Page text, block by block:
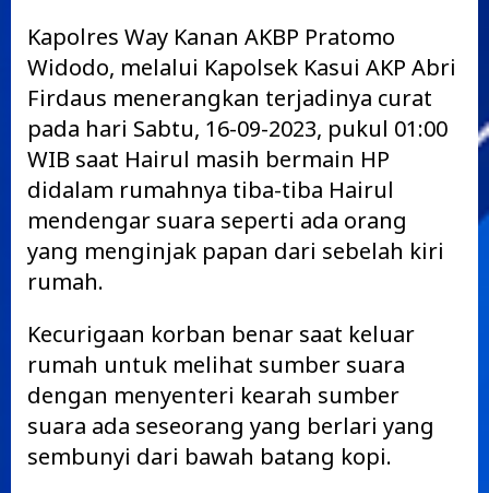
Kapolres Way Kanan AKBP Pratomo
Widodo, melalui Kapolsek Kasui AKP Abri
Firdaus menerangkan terjadinya curat
pada hari Sabtu, 16-09-2023, pukul 01:00
WIB saat Hairul masih bermain HP
didalam rumahnya tiba-tiba Hairul
mendengar suara seperti ada orang
yang menginjak papan dari sebelah kiri
rumah.
Kecurigaan korban benar saat keluar
rumah untuk melihat sumber suara
dengan menyenteri kearah sumber
suara ada seseorang yang berlari yang
sembunyi dari bawah batang kopi.